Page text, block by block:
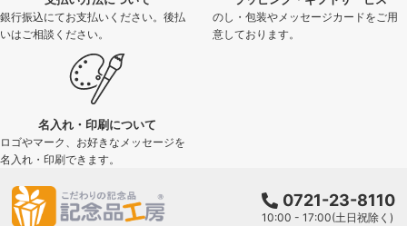
銀行振込にてお支払いください。後払
いはご相談ください。
のし・包装やメッセージカードをご用
意しております。
名入れ・印刷について
ロゴやマーク、お好きなメッセージを
名入れ・印刷できます。
0721-23-8110
10:00 - 17:00(土日祝除く)